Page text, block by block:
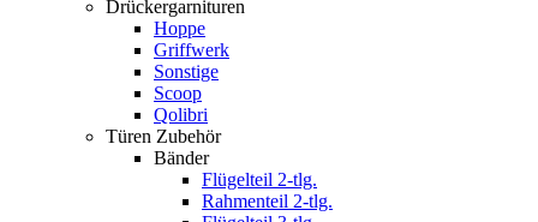
Drückergarnituren
Hoppe
Griffwerk
Sonstige
Scoop
Qolibri
Türen Zubehör
Bänder
Flügelteil 2-tlg.
Rahmenteil 2-tlg.